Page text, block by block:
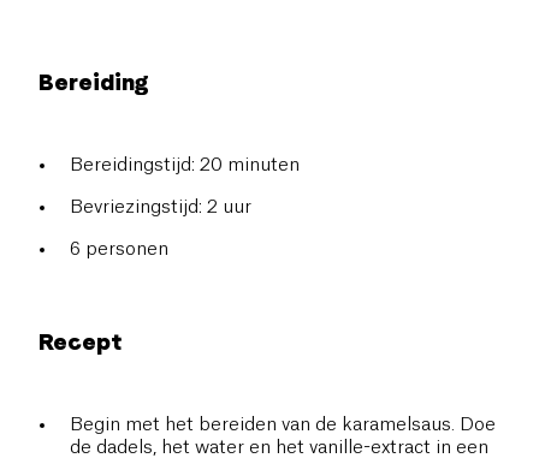
Bereiding
Bereidingstijd: 20 minuten
Bevriezingstijd: 2 uur
6 personen
Recept
Begin met het bereiden van de karamelsaus. Doe
de dadels, het water en het vanille-extract in een